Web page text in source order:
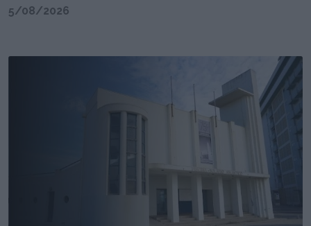
5/08/2026